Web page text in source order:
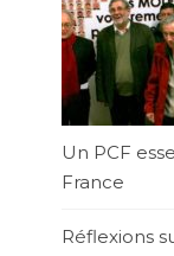
Un PCF
France
Réflexions